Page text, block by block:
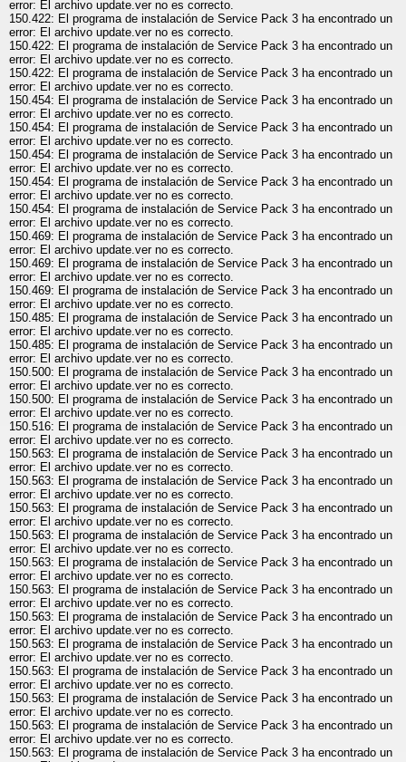
error: El archivo update.ver no es correcto.
150.422: El programa de instalación de Service Pack 3 ha encontrado un
error: El archivo update.ver no es correcto.
150.422: El programa de instalación de Service Pack 3 ha encontrado un
error: El archivo update.ver no es correcto.
150.422: El programa de instalación de Service Pack 3 ha encontrado un
error: El archivo update.ver no es correcto.
150.454: El programa de instalación de Service Pack 3 ha encontrado un
error: El archivo update.ver no es correcto.
150.454: El programa de instalación de Service Pack 3 ha encontrado un
error: El archivo update.ver no es correcto.
150.454: El programa de instalación de Service Pack 3 ha encontrado un
error: El archivo update.ver no es correcto.
150.454: El programa de instalación de Service Pack 3 ha encontrado un
error: El archivo update.ver no es correcto.
150.454: El programa de instalación de Service Pack 3 ha encontrado un
error: El archivo update.ver no es correcto.
150.469: El programa de instalación de Service Pack 3 ha encontrado un
error: El archivo update.ver no es correcto.
150.469: El programa de instalación de Service Pack 3 ha encontrado un
error: El archivo update.ver no es correcto.
150.469: El programa de instalación de Service Pack 3 ha encontrado un
error: El archivo update.ver no es correcto.
150.485: El programa de instalación de Service Pack 3 ha encontrado un
error: El archivo update.ver no es correcto.
150.485: El programa de instalación de Service Pack 3 ha encontrado un
error: El archivo update.ver no es correcto.
150.500: El programa de instalación de Service Pack 3 ha encontrado un
error: El archivo update.ver no es correcto.
150.500: El programa de instalación de Service Pack 3 ha encontrado un
error: El archivo update.ver no es correcto.
150.516: El programa de instalación de Service Pack 3 ha encontrado un
error: El archivo update.ver no es correcto.
150.563: El programa de instalación de Service Pack 3 ha encontrado un
error: El archivo update.ver no es correcto.
150.563: El programa de instalación de Service Pack 3 ha encontrado un
error: El archivo update.ver no es correcto.
150.563: El programa de instalación de Service Pack 3 ha encontrado un
error: El archivo update.ver no es correcto.
150.563: El programa de instalación de Service Pack 3 ha encontrado un
error: El archivo update.ver no es correcto.
150.563: El programa de instalación de Service Pack 3 ha encontrado un
error: El archivo update.ver no es correcto.
150.563: El programa de instalación de Service Pack 3 ha encontrado un
error: El archivo update.ver no es correcto.
150.563: El programa de instalación de Service Pack 3 ha encontrado un
error: El archivo update.ver no es correcto.
150.563: El programa de instalación de Service Pack 3 ha encontrado un
error: El archivo update.ver no es correcto.
150.563: El programa de instalación de Service Pack 3 ha encontrado un
error: El archivo update.ver no es correcto.
150.563: El programa de instalación de Service Pack 3 ha encontrado un
error: El archivo update.ver no es correcto.
150.563: El programa de instalación de Service Pack 3 ha encontrado un
error: El archivo update.ver no es correcto.
150.563: El programa de instalación de Service Pack 3 ha encontrado un